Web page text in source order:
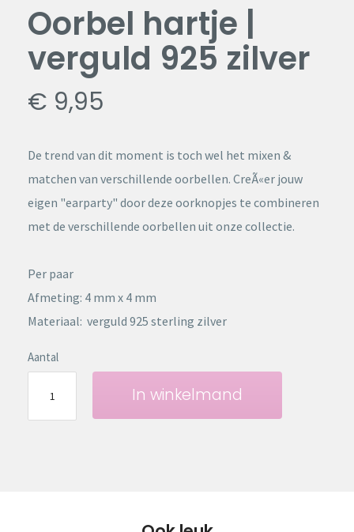
Oorbel hartje |
verguld 925 zilver
€ 9,95
De trend van dit moment is toch wel het mixen &
matchen van verschillende oorbellen. CreÃ«er jouw
eigen "earparty" door deze oorknopjes te combineren
met de verschillende oorbellen uit onze collectie.
Per paar
Afmeting: 4 mm x 4 mm
Materiaal: verguld 925 sterling zilver
Aantal
In winkelmand